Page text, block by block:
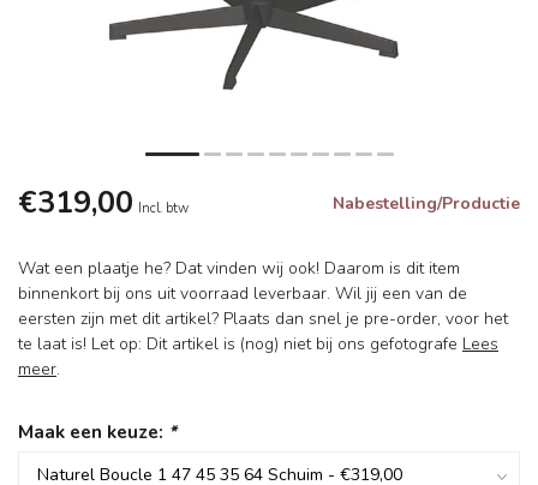
€319,00 Incl. btw Nabestelling/Productie
Wat een plaatje he? Dat vinden wij ook! Daarom is dit item
binnenkort bij ons uit voorraad leverbaar. Wil jij een van de
eersten zijn met dit artikel? Plaats dan snel je pre-order, voor het
te laat is! Let op: Dit artikel is (nog) niet bij ons gefotografe Lees
meer.
Maak een keuze: *